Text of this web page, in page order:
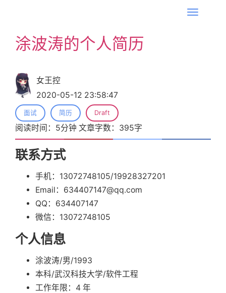
T
i
涂波涛的个人简历
女王控
2020-05-12 23:58:47
面试 简历 Draft
阅读时间： 5分钟 文章字数： 395字
联系方式
手机：13072748105/19928327201
Email：634407147@qq.com
QQ：634407147
微信：13072748105
个人信息
涂波涛/男/1993
本科/武汉科技大学/软件工程
工作年限：4 年